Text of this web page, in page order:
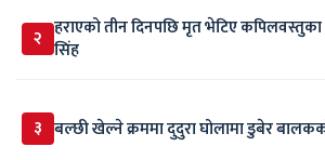
२ हराएको तीन दिनपछि मृत भेटिए कपिलवस्तुका
सिंह
३ बल्छी खेल्ने क्रममा दुदुरा घोलामा डुबेर